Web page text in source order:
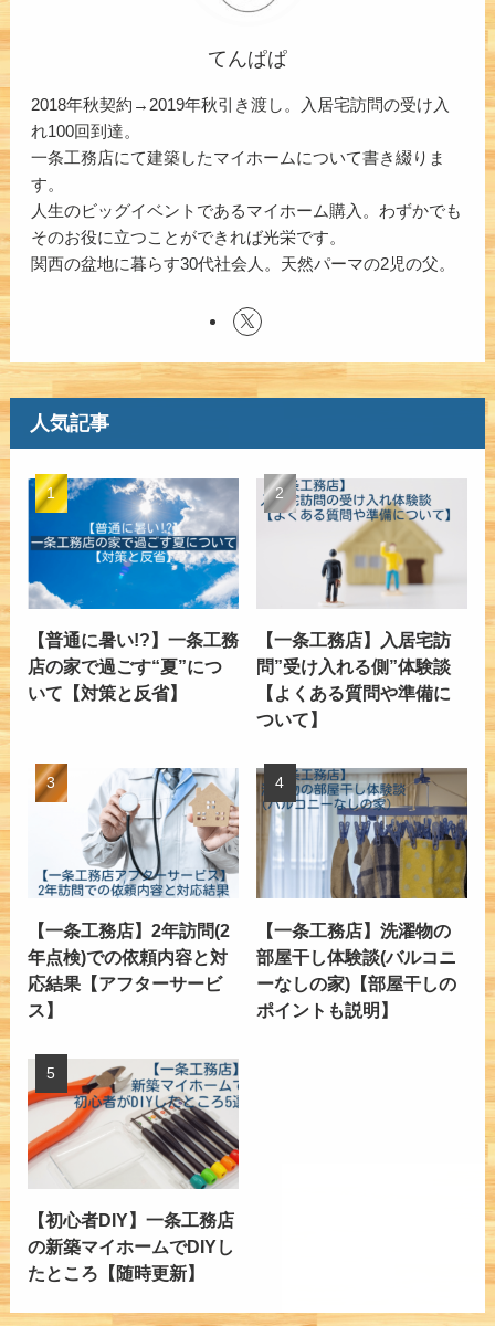
てんぱぱ
2018年秋契約→2019年秋引き渡し。入居宅訪問の受け入
れ100回到達。
一条工務店にて建築したマイホームについて書き綴りま
す。
人生のビッグイベントであるマイホーム購入。わずかでも
そのお役に立つことができれば光栄です。
関西の盆地に暮らす30代社会人。天然パーマの2児の父。
人気記事
【普通に暑い!?】一条工務
店の家で過ごす“夏”につ
いて【対策と反省】
【一条工務店】入居宅訪
問”受け入れる側”体験談
【よくある質問や準備に
ついて】
【一条工務店】2年訪問(2
年点検)での依頼内容と対
応結果【アフターサービ
ス】
【一条工務店】洗濯物の
部屋干し体験談(バルコニ
ーなしの家)【部屋干しの
ポイントも説明】
【初心者DIY】一条工務店
の新築マイホームでDIYし
たところ【随時更新】